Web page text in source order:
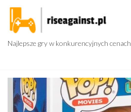
Przejdź
treści
Najlepsze gry w konkurencyjnych cenach